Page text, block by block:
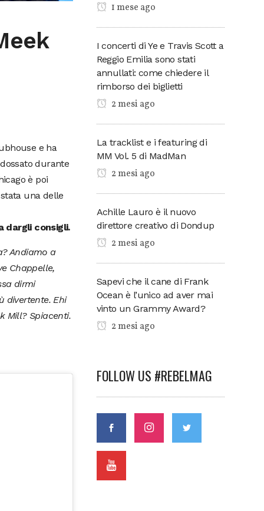
e ha
durante
è poi
una delle
dargli consigli.
Andiamo a
Chappelle,
dirmi
divertente. Ehi
Mill? Spiacenti.
1 mese ago
I concerti di Ye e Travis Scott a
Reggio Emilia sono stati
annullati: come chiedere il
rimborso dei biglietti
2 mesi ago
La tracklist e i featuring di
MM Vol. 5 di MadMan
2 mesi ago
Achille Lauro è il nuovo
direttore creativo di Dondup
2 mesi ago
Sapevi che il cane di Frank
Ocean è l’unico ad aver mai
vinto un Grammy Award?
2 mesi ago
FOLLOW US #REBELMAG